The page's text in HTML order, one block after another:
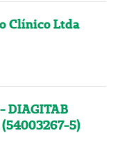
Clínico Ltda
DIAGITAB
(54003267-5)